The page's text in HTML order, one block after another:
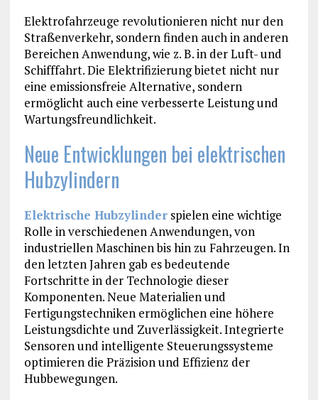
Elektrofahrzeuge revolutionieren nicht nur den
Straßenverkehr, sondern finden auch in anderen
Bereichen Anwendung, wie z. B. in der Luft- und
Schifffahrt. Die Elektrifizierung bietet nicht nur
eine emissionsfreie Alternative, sondern
ermöglicht auch eine verbesserte Leistung und
Wartungsfreundlichkeit.
Neue Entwicklungen bei elektrischen
Hubzylindern
Elektrische Hubzylinderspielen eine wichtige
Rolle in verschiedenen Anwendungen, von
industriellen Maschinen bis hin zu Fahrzeugen. In
den letzten Jahren gab es bedeutende
Fortschritte in der Technologie dieser
Komponenten. Neue Materialien und
Fertigungstechniken ermöglichen eine höhere
Leistungsdichte und Zuverlässigkeit. Integrierte
Sensoren und intelligente Steuerungssysteme
optimieren die Präzision und Effizienz der
Hubbewegungen.